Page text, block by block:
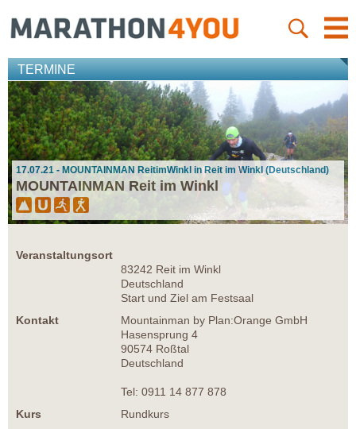
TERMINE
17.07.21 - MOUNTAINMAN ReitimWinkl in Reit im Winkl (Deutschland)
MOUNTAINMAN Reit im Winkl
Veranstaltungsort
83242 Reit im Winkl
Deutschland
Start und Ziel am Festsaal
Kontakt
Mountainman by Plan:Orange GmbH
Hasensprung 4
90574 Roßtal
Deutschland
Tel: 0911 14 877 878
Kurs
Rundkurs